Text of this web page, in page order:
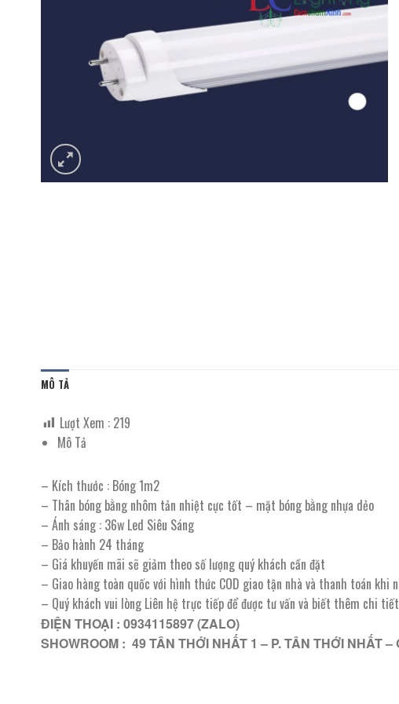
MÔ TẢ
Lượt Xem : 219
Mô Tả
– Kích thước : Bóng 1m2
– Thân bóng bằng nhôm tản nhiệt cực tốt – mặt bóng bằng nhựa dẻo
– Ánh sáng : 36w Led Siêu Sáng
– Bảo hành 24 tháng
– Giá khuyến mãi sẽ giảm theo số lượng quý khách cần đặt
– Giao hàng toàn quốc với hình thức COD giao tận nhà và thanh toán khi
– Quý khách vui lòng Liên hệ trực tiếp để được tư vấn và biết thêm chi
ĐIỆN THOẠI : 0934115897 (ZALO)
SHOWROOM : 49 TÂN THỚI NHẤT 1 – P. TÂN THỚI NHẤT –